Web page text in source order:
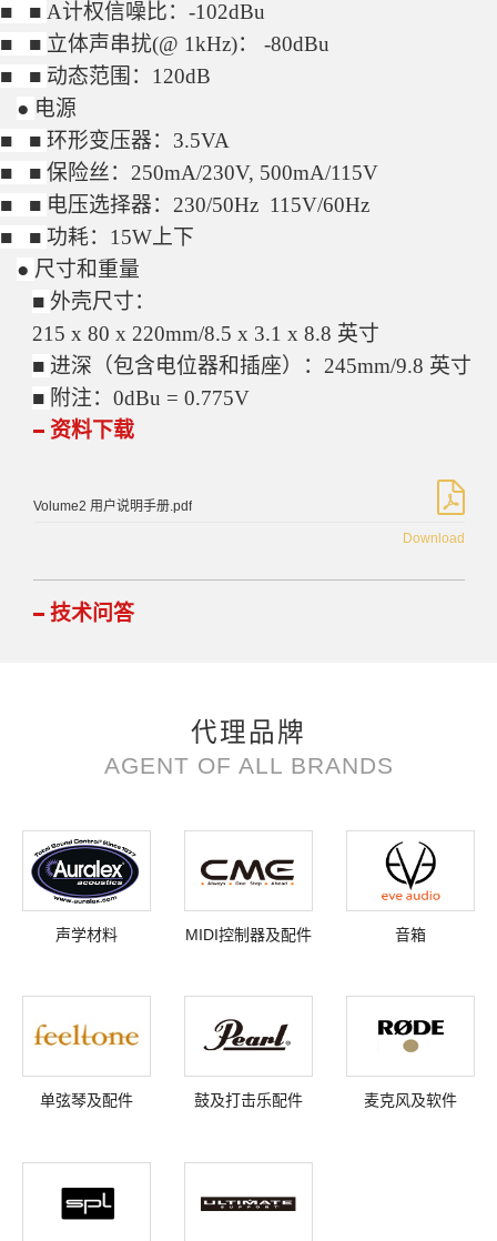
■ ■ A计权信噪比：-102dBu
■ ■ 立体声串扰(@ 1kHz)： -80dBu
■ ■ 动态范围：120dB
● 电源
■ ■ 环形变压器：3.5VA
■ ■ 保险丝：250mA/230V, 500mA/115V
■ ■ 电压选择器：230/50Hz 115V/60Hz
■ ■ 功耗：15W上下
● 尺寸和重量
■ 外壳尺寸：
215 x 80 x 220mm/8.5 x 3.1 x 8.8 英寸
■ 进深（包含电位器和插座） ：245mm/9.8 英寸
■ 附注：0dBu = 0.775V
资料下载
Volume2 用户说明手册.pdf
Download
技术问答
代理品牌
AGENT OF ALL BRANDS
声学材料 MIDI控制器及配件 音箱
单弦琴及配件 鼓及打击乐配件 麦克风及软件